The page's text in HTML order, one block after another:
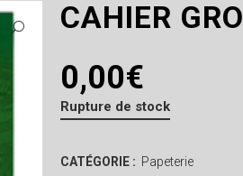
CAHIER
0,00€
Rupture de stock
CATÉGORIE : Papeterie